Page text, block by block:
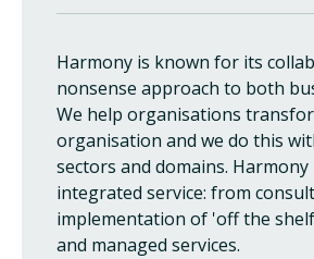
Harmony is known for its
nonsense approach to both
We help organisations
organisation and we do this
sectors and domains.
integrated service: from
implementation of 'off the
and managed services.